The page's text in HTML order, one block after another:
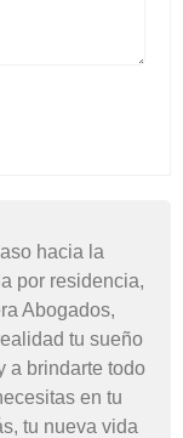
hacia la
por residencia,
Abogados,
tu sueño
a brindarte todo
en tu
tu nueva vida